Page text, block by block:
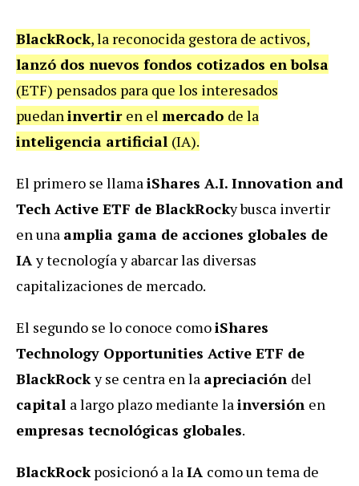
BlackRock, la reconocida gestora de activos,
lanzó dos nuevos fondos cotizados en bolsa
(ETF) pensados para que los interesados
puedaninvertir en el mercado de la
inteligencia artificial (IA).
El primero se llamaiShares A.I. Innovation and
Tech Active ETF de BlackRocky busca invertir
en una amplia gama de acciones globales de
IAy tecnología y abarcar las diversas
capitalizaciones de mercado.
El segundo se lo conoce comoiShares
Technology Opportunities Active ETF de
BlackRocky se centra en la apreciación del
capital a largo plazo mediante lainversión en
empresas tecnológicas globales.
BlackRockposicionó a laIA como un tema de